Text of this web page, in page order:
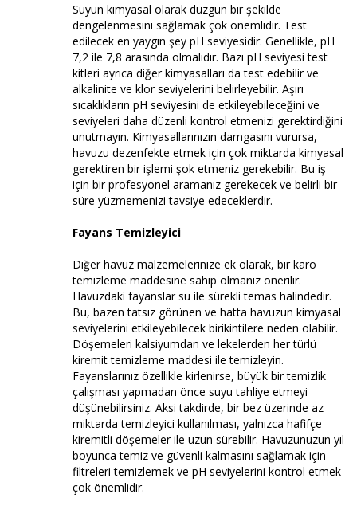
Suyun kimyasal olarak düzgün bir şekilde
dengelenmesini sağlamak çok önemlidir. Test
edilecek en yaygın şey pH seviyesidir. Genellikle, pH
7,2 ile 7,8 arasında olmalıdır. Bazı pH seviyesi test
kitleri ayrıca diğer kimyasalları da test edebilir ve
alkalinite ve klor seviyelerini belirleyebilir. Aşırı
sıcaklıkların pH seviyesini de etkileyebileceğini ve
seviyeleri daha düzenli kontrol etmenizi gerektirdiğini
unutmayın. Kimyasallarınızın damgasını vurursa,
havuzu dezenfekte etmek için çok miktarda kimyasal
gerektiren bir işlemi şok etmeniz gerekebilir. Bu iş
için bir profesyonel aramanız gerekecek ve belirli bir
süre yüzmemenizi tavsiye edeceklerdir.
Fayans Temizleyici
Diğer havuz malzemelerinize ek olarak, bir karo
temizleme maddesine sahip olmanız önerilir.
Havuzdaki fayanslar su ile sürekli temas halindedir.
Bu, bazen tatsız görünen ve hatta havuzun kimyasal
seviyelerini etkileyebilecek birikintilere neden olabilir.
Döşemeleri kalsiyumdan ve lekelerden her türlü
kiremit temizleme maddesi ile temizleyin.
Fayanslarınız özellikle kirlenirse, büyük bir temizlik
çalışması yapmadan önce suyu tahliye etmeyi
düşünebilirsiniz. Aksi takdirde, bir bez üzerinde az
miktarda temizleyici kullanılması, yalnızca hafifçe
kiremitli döşemeler ile uzun sürebilir. Havuzunuzun yıl
boyunca temiz ve güvenli kalmasını sağlamak için
filtreleri temizlemek ve pH seviyelerini kontrol etmek
çok önemlidir.